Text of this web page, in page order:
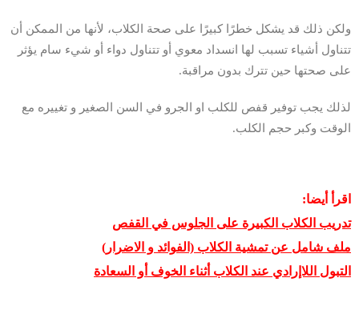
ولكن ذلك قد يشكل خطرًا كبيرًا على صحة الكلاب، لأنها من الممكن أن
تتناول أشياء تسبب لها انسداد معوي أو تتناول دواء أو شيء سام يؤثر
على صحتها حين تترك بدون مراقبة.
لذلك يجب توفير قفص للكلب او الجرو في السن الصغير و تغييره مع
الوقت وكبر حجم الكلب.
اقرأ أيضا:
تدريب الكلاب الكبيرة على الجلوس في القفص
ملف شامل عن تمشية الكلاب (الفوائد و الاضرار)
التبول اللاإرادي عند الكلاب أثناء الخوف أو السعادة